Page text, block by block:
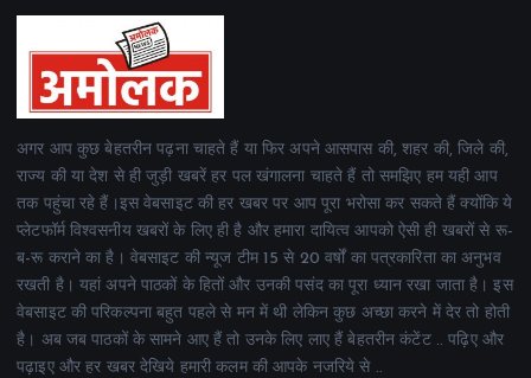
अगर आप कुछ बेहतरीन पढ़ना चाहते हैं या फिर अपने आसपास की, शहर की, जिले की,
राज्य की या देश से ही जुड़ी खबरें हर पल खंगालना चाहते हैं तो समझिए हम यही आप
तक पहुंचा रहे हैं।इस वेबसाइट की हर खबर पर आप पूरा भरोसा कर सकते हैं क्योंकि ये
प्लेटफॉर्म विश्वसनीय खबरों के लिए ही है और हमारा दायित्व आपको ऐसी ही खबरों से रू-
ब-रू कराने का है। वेबसाइट की न्यूज टीम 15 से 20 वर्षों का पत्रकारिता का अनुभव
रखती है। यहां अपने पाठकों के हितों और उनकी पसंद का पूरा ध्यान रखा जाता है। इस
वेबसाइट की परिकल्पना बहुत पहले से मन में थी लेकिन कुछ अच्छा करने में देर तो होती
है। अब जब पाठकों के सामने आए हैं तो उनके लिए लाए हैं बेहतरीन कंटेंट .. पढ़िए और
पढ़ाइए और हर खबर देखिये हमारी कलम की आपके नजरिये से ..